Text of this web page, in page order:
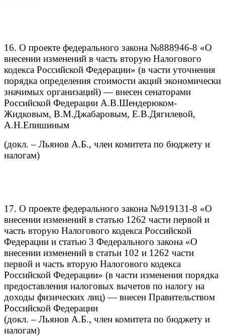
16. О проекте федерального закона №888946-8 «О
внесении изменений в часть вторую Налогового
кодекса Российской Федерации» (в части уточнения
порядка определения стоимости акций экономически
значимых организаций) — внесен сенаторами
Российской Федерации А.В.Шендерюком-
Жидковым, В.М.Джабаровым, Е.В.Дягилевой,
А.Н.Епишиным
(докл. – Льянов А.Б., член комитета по бюджету и
налогам)
17. О проекте федерального закона №919131-8 «О
внесении изменений в статью 1262 части первой и
часть вторую Налогового кодекса Российской
Федерации и статью 3 Федерального закона «О
внесении изменений в статьи 102 и 1262 части
первой и часть вторую Налогового кодекса
Российской Федерации» (в части изменения порядка
предоставления налоговых вычетов по налогу на
доходы физических лиц) — внесен Правительством
Российской Федерации
(докл. – Льянов А.Б., член комитета по бюджету и
налогам)